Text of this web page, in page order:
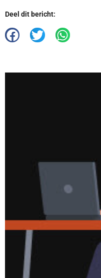
Deel dit bericht: